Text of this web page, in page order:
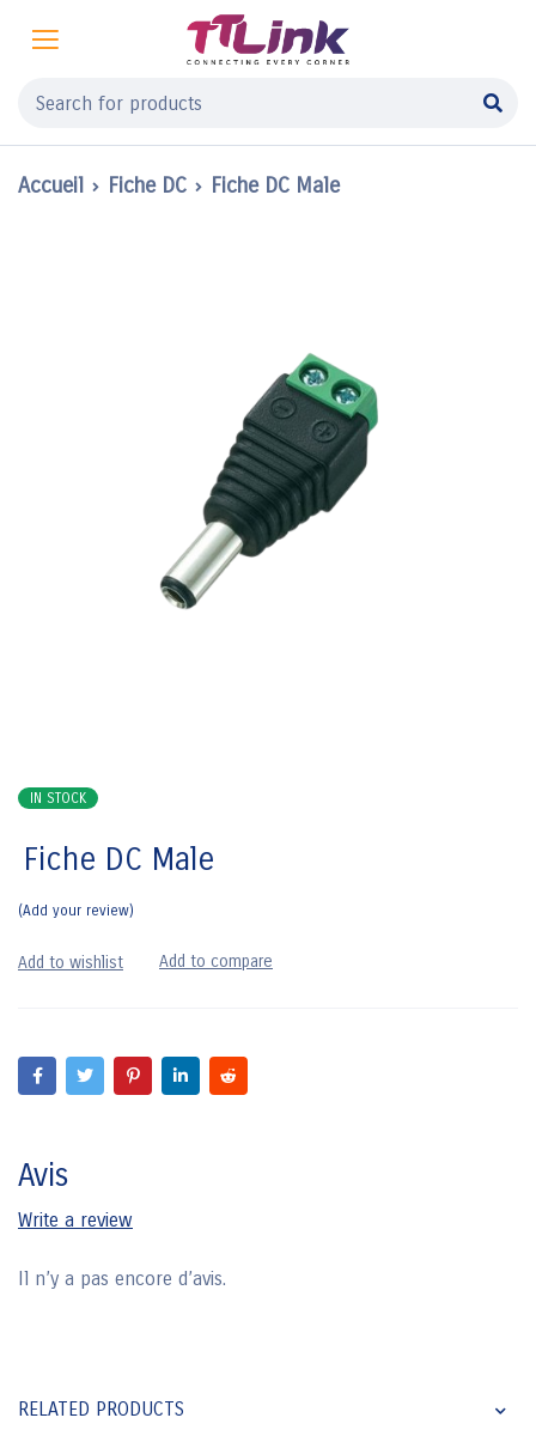
Accueil Fiche DC Fiche DC Male
IN STOCK
Fiche DC Male
Add your review
Avis
Il n’y a pas encore d’avis.
Write a review
RELATED PRODUCTS